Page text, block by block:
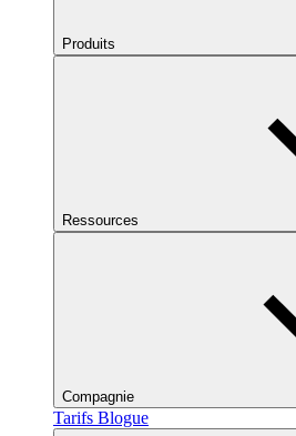
Produits
Ressources
Compagnie
Tarifs Blogue